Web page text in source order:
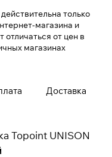
только
магазина и
отличаться от цен в
магазинах
Доставка
Topoint UNISON
карты